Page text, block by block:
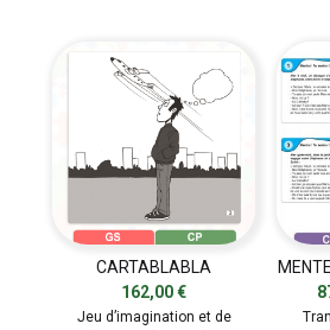
CARTABLABLA
162,00 €
Jeu d’imagination et de